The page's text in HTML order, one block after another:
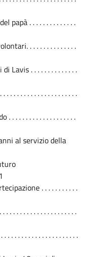
papà . . . . . . . . . . . . . .
. . . . . . . . . . . . . .
Lavis . . . . . . . . . . . . . .
. . . . . . . . . . . . . . . . . . . .
. . . . . . . . . . . . . . . . . . .
al servizio della
. . . . . . . . . . .
. . . . . . . . . . . . . . . . . . . . .
. . . . . . . . . . . . . . . . . . . .